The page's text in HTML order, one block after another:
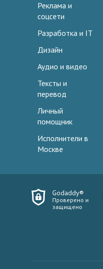
Реклама и
соцсети
Разработка и IT
Дизайн
Аудио и видео
Тексты и
перевод
Личный
помощник
Исполнители в
Москве
Godaddy®
Проверено и
защищено